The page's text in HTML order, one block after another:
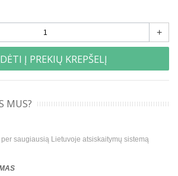
+
Į PREKIŲ KREPŠELĮ
MUS?
saugiausią Lietuvoje atsiskaitymų sistemą